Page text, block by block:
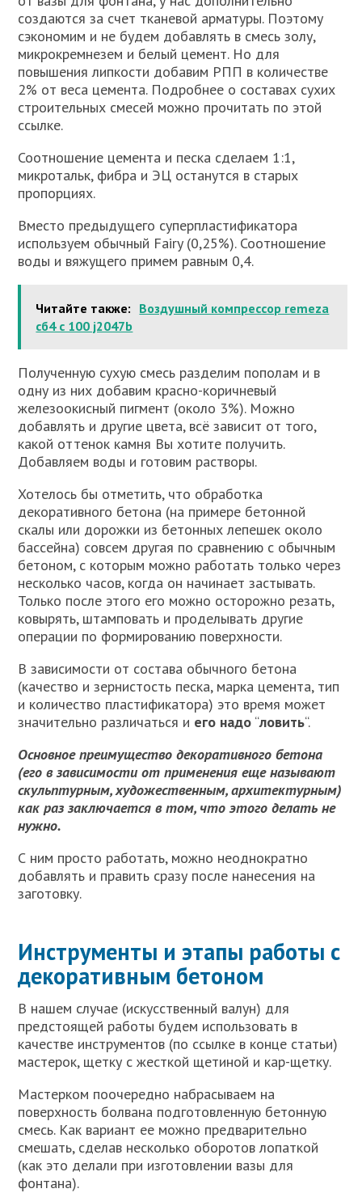
создаются за счет тканевой арматуры. Поэтому
сэкономим и не будем добавлять в смесь золу,
микрокремнезем и белый цемент. Но для
повышения липкости добавим РПП в количестве
2% от веса цемента. Подробнее о составах сухих
строительных смесей можно прочитать по этой
ссылке.
Соотношение цемента и песка сделаем 1:1,
микротальк, фибра и ЭЦ останутся в старых
пропорциях.
Вместо предыдущего суперпластификатора
используем обычный Fairy (0,25%). Соотношение
воды и вяжущего примем равным 0,4.
Читайте также: Воздушный компрессор remeza
сб4 с 100 j2047b
Полученную сухую смесь разделим пополам и в
одну из них добавим красно-коричневый
железоокисный пигмент (около 3%). Можно
добавлять и другие цвета, всё зависит от того,
какой оттенок камня Вы хотите получить.
Добавляем воды и готовим растворы.
Хотелось бы отметить, что обработка
декоративного бетона (на примере бетонной
скалы или дорожки из бетонных лепешек около
бассейна) совсем другая по сравнению с обычным
бетоном, с которым можно работать только через
несколько часов, когда он начинает застывать.
Только после этого его можно осторожно резать,
ковырять, штамповать и проделывать другие
операции по формированию поверхности.
В зависимости от состава обычного бетона
(качество и зернистость песка, марка цемента, тип
и количество пластификатора) это время может
значительно различаться и его надо “ловить“.
Основное преимущество декоративного бетона
(его в зависимости от применения еще называют
скульптурным, художественным, архитектурным)
как раз заключается в том, что этого делать не
нужно.
С ним просто работать, можно неоднократно
добавлять и править сразу после нанесения на
заготовку.
Инструменты и этапы работы с
декоративным бетоном
В нашем случае (искусственный валун) для
предстоящей работы будем использовать в
качестве инструментов (по ссылке в конце статьи)
мастерок, щетку с жесткой щетиной и кар-щетку.
Мастерком поочередно набрасываем на
поверхность болвана подготовленную бетонную
смесь. Как вариант ее можно предварительно
смешать, сделав несколько оборотов лопаткой
(как это делали при изготовлении вазы для
фонтана).